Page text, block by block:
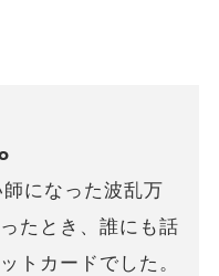
になった波乱万
たとき、誰にも話
トカードでした。